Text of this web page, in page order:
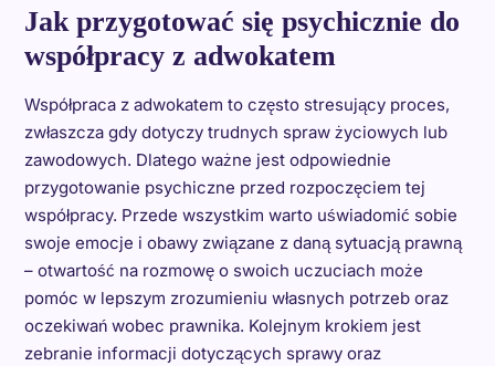
Jak przygotować się psychicznie do
współpracy z adwokatem
Współpraca z adwokatem to często stresujący proces,
zwłaszcza gdy dotyczy trudnych spraw życiowych lub
zawodowych. Dlatego ważne jest odpowiednie
przygotowanie psychiczne przed rozpoczęciem tej
współpracy. Przede wszystkim warto uświadomić sobie
swoje emocje i obawy związane z daną sytuacją prawną
– otwartość na rozmowę o swoich uczuciach może
pomóc w lepszym zrozumieniu własnych potrzeb oraz
oczekiwań wobec prawnika. Kolejnym krokiem jest
zebranie informacji dotyczących sprawy oraz